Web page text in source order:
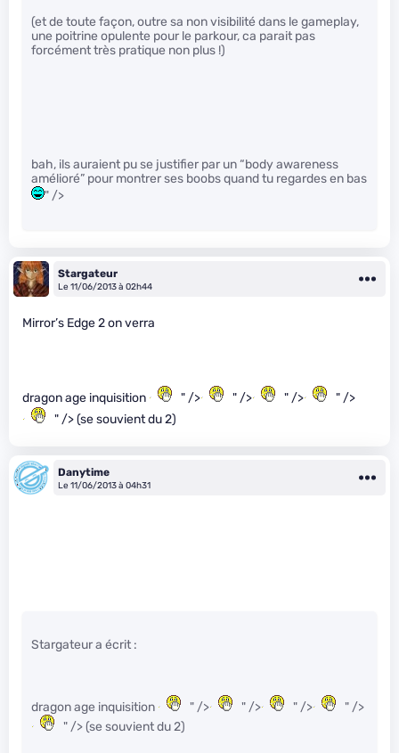
(et de toute façon, outre sa non visibilité dans le gameplay,
une poitrine opulente pour le parkour, ca parait pas
forcément très pratique non plus !)
bah, ils auraient pu se justifier par un “body awareness
amélioré” pour montrer ses boobs quand tu regardes en bas
" />
Stargateur
Le 11/06/2013 à 02h44
Mirror’s Edge 2 on verra
dragon age inquisition " /> " /> " />
" />
" /> (se souvient du 2)
Danytime
Le 11/06/2013 à 04h31
Stargateur a écrit :
dragon age inquisition " /> " /> " />
" />
" /> (se souvient du 2)